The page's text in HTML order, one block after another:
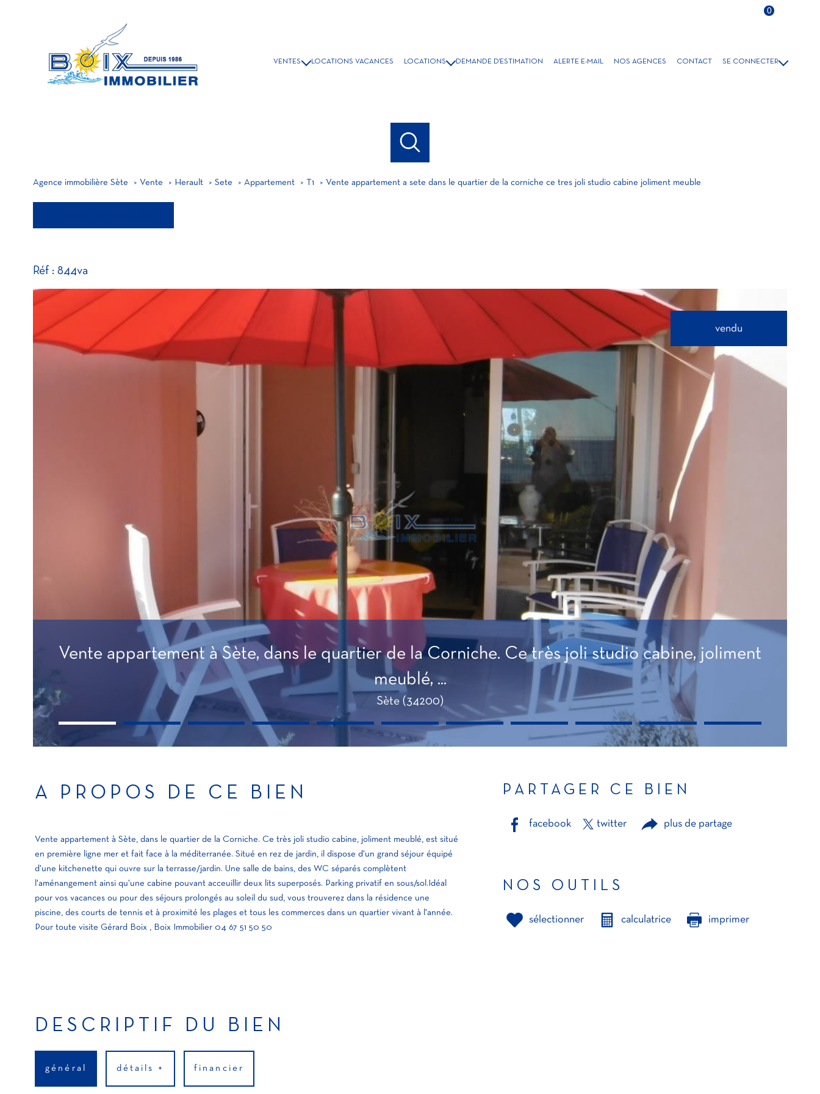
0
VENTES LOCATIONS VACANCES LOCATIONS DEMANDE D'ESTIMATION ALERTE E-MAIL NOS AGENCES CONTACT SE CONNECTER
Agence immobilière Sète Vente Herault Sete Appartement T1 Vente appartement a sete dans le quartier de la corniche ce tres joli studio cabine joliment meuble
Réf : 844va
vendu
Vente appartement à Sète, dans le quartier de la Corniche. Ce très joli studio cabine, joliment
meublé, ...
Sète (34200)
A PROPOS DE CE BIEN
Vente appartement à Sète, dans le quartier de la Corniche. Ce très joli studio cabine, joliment meublé, est situé
en première ligne mer et fait face à la méditerranée. Situé en rez de jardin, il dispose d'un grand séjour équipé
d'une kitchenette qui ouvre sur la terrasse/jardin. Une salle de bains, des WC séparés complètent
l'aménangement ainsi qu'une cabine pouvant acceuillir deux lits superposés. Parking privatif en sous/sol.Idéal
pour vos vacances ou pour des séjours prolongés au soleil du sud, vous trouverez dans la résidence une
piscine, des courts de tennis et à proximité les plages et tous les commerces dans un quartier vivant à l'année.
PARTAGER CE BIEN
facebook twitter plus de partage
NOS OUTILS
sélectionner calculatrice imprimer
DESCRIPTIF DU BIEN
général détails + financier